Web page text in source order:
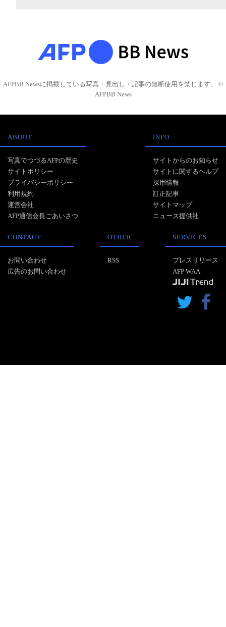
AFPBB Newsに掲載している写真・見出し・記事の無断使用を禁じます。 ©
AFPBB News
ABOUT
写真でつづるAFPの歴史
サイトポリシー
プライバシーポリシー
利用規約
運営会社
AFP通信会長ごあいさつ
INFO
サイトからのお知らせ
サイトに関するヘルプ
採用情報
訂正記事
サイトマップ
ニュース提供社
CONTACT
お問い合わせ
広告のお問い合わせ
OTHER
RSS
SERVICES
プレスリリース
AFP WAA